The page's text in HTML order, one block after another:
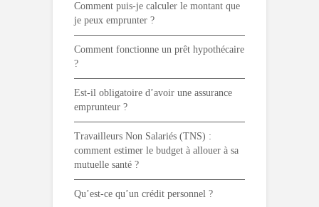
Comment puis-je calculer le montant que
je peux emprunter ?
Comment fonctionne un prêt hypothécaire
?
Est-il obligatoire d’avoir une assurance
emprunteur ?
Travailleurs Non Salariés (TNS) :
comment estimer le budget à allouer à sa
mutuelle santé ?
Qu’est-ce qu’un crédit personnel ?